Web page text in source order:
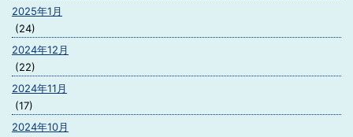
2025年1月
(24)
2024年12月
(22)
2024年11月
(17)
2024年10月